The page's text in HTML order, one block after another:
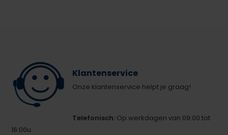
Klantenservice
Onze klantenservice helpt je graag!
Telefonisch: Op werkdagen van 09:00 tot
16:00u.